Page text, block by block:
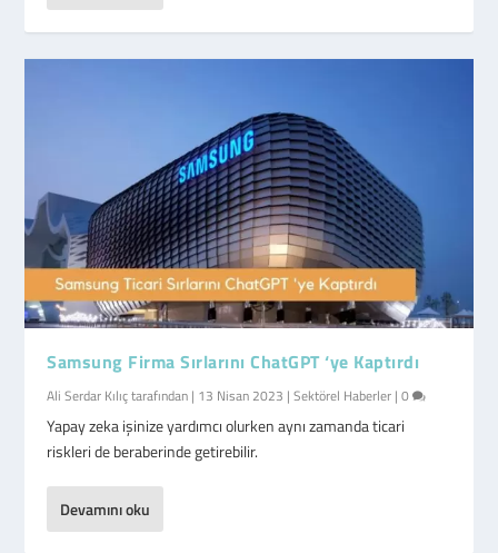
Samsung Firma Sırlarını ChatGPT ‘ye Kaptırdı
Ali Serdar Kılıçtarafından | 13 Nisan 2023 |Sektörel Haberler |0
Yapay zeka işinize yardımcı olurken aynı zamanda ticari
riskleri de beraberinde getirebilir.
Devamını oku